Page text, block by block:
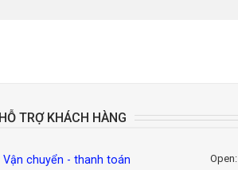
HỖ TRỢ KHÁCH HÀNG
Vận chuyển - thanh toán